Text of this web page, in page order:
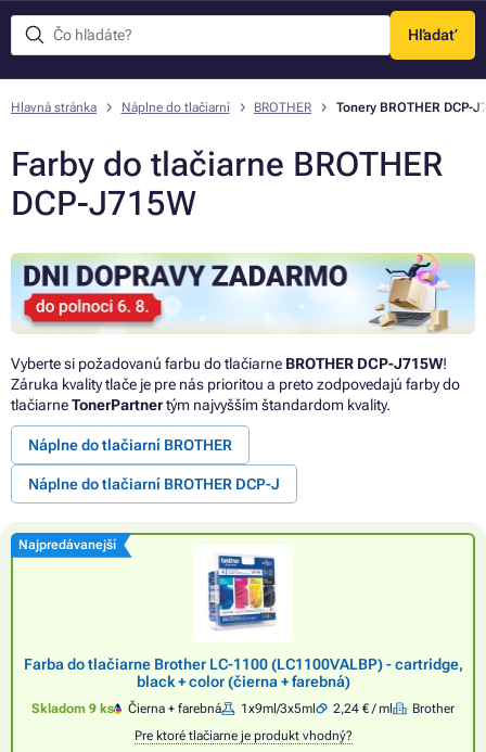
Hľadať
Menu
Hlavná stránka Náplne do tlačiarní BROTHER Tonery BROTHER DCP-
Farby do tlačiarne BROTHER
DCP-J715W
Vyberte si požadovanú farbu do tlačiarne BROTHER DCP-J715W!
Záruka kvality tlače je pre nás prioritou a preto zodpovedajú farby do
tlačiarneTonerPartnertým najvyšším štandardom kvality.
Náplne do tlačiarní BROTHER
Náplne do tlačiarní BROTHER DCP-J
Najpredávanejší
Farba do tlačiarne Brother LC-1100 (LC1100VALBP) - cartridge,
black + color (čierna + farebná)
Skladom 9 ks Čierna + farebná 1x9ml/3x5ml 2,24 € / ml
Brother
Pre ktoré tlačiarne je produkt vhodný?